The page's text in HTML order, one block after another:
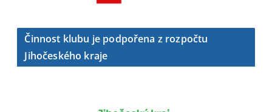
Činnost klubu je podpořena z rozpočtu
Jihočeského kraje